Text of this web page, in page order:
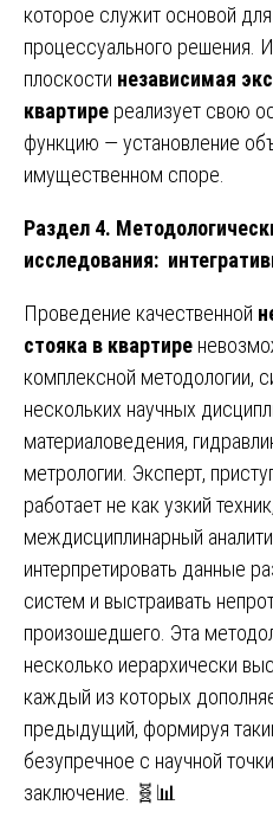
которое служит основой
процессуального решения.
плоскости независимая
квартире реализует свою
функцию — установление
имущественном споре.
Раздел 4.
исследования:
Проведение качественной
стояка в квартире
комплексной методологии,
нескольких научных
материаловедения,
метрологии. Эксперт,
работает не как узкий
междисциплинарный
интерпретировать данные
систем и выстраивать
произошедшего. Эта
несколько иерархически
каждый из которых
предыдущий, формируя
безупречное с научной
заключение. 🧬📊